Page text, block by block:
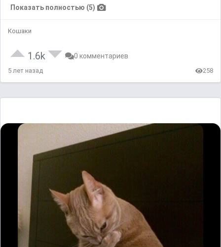
Показать полностью (5)
Кошаки
1.6k 0 комментариев
5 лет назад 258